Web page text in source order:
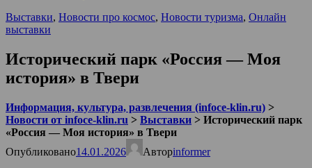
Выставки, Новости про космос, Новости туризма, Онлайн
выставки
Исторический парк «Россия — Моя
история» в Твери
Информация, культура, развлечения (infoce-klin.ru) >
Новости от infoce-klin.ru > Выставки > Исторический парк
«Россия — Моя история» в Твери
Опубликовано14.01.2026 Авторinformer